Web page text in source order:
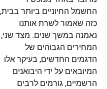
החשמל החיוניים ביותר בבית,
כזה שאמור לשרת אותנו
נאמנה במשך שנים. מצד שני,
המחירים הגבוהים של
הדגמים החדשים, בעיקר אלו
המיובאים על ידי היבואנים
הרשמיים, גורמים לרבים